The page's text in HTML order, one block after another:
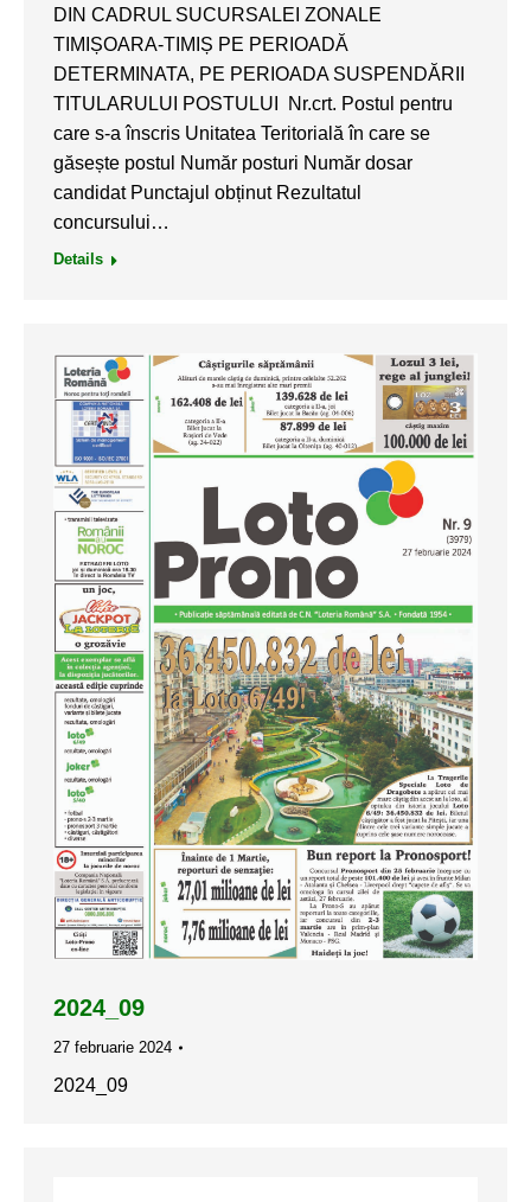
DIN CADRUL SUCURSALEI ZONALE
TIMIȘOARA-TIMIȘ PE PERIOADĂ
DETERMINATA, PE PERIOADA SUSPENDĂRII
TITULARULUI POSTULUI Nr.crt. Postul pentru
care s-a înscris Unitatea Teritorială în care se
găsește postul Număr posturi Număr dosar
candidat Punctajul obținut Rezultatul
concursului…
Details
2024_09
27 februarie 2024
2024_09